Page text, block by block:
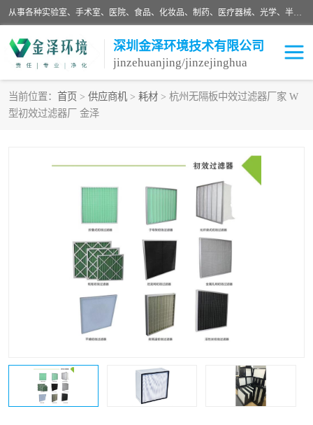
从事各种实验室、手术室、医院、食品、化妆品、制药、医疗器械、光学、半导体、精密电子等无尘车间行业的洁净车间装修设计、净化设备、恒温恒湿空调的设计制作与安装、净化系统工程项目施工及其技术支持服务。
深圳金泽环境技术有限公司
jinzehuanjing/jinzejinghua
当前位置： 首页 > 供应商机 > 耗材 > 杭州无隔板中效过滤器厂家 W
型初效过滤器厂 金泽
耗材
GMP车间净化
医药车间净化 生命工程
生物实验室 食品饮料
光电车间
恒温恒湿净化空调 过滤器